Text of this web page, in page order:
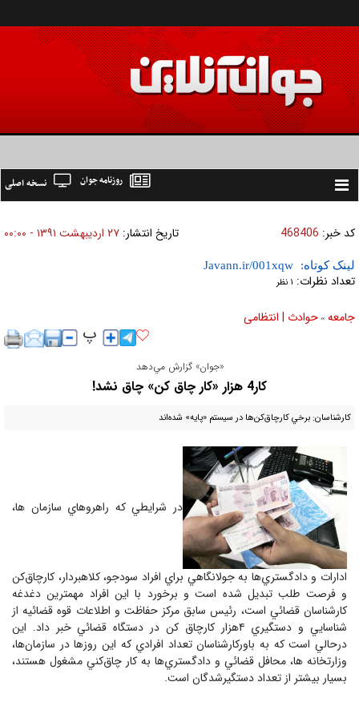
Toggle
نسخه اصلی روزنامه جوان
کد خبر: 468406 تاریخ انتشار: ۲۷ ارديبهشت ۱۳۹۱ - ۰۰:۰۰
لینک کوتاه:
تعداد نظرات: ۱ نظر
جامعه » حوادث | انتظامی
«جوان» گزارش مي‌دهد
كار4 هزار «كار چاق كن» چاق نشد!
كارشناسان: برخي كارچاق‌كن‌ها در سيستم «پايه» شده‌اند
در شرايطي كه راهروهاي سازمان ها،
ادارات و دادگستري‌ها به جولانگاهي براي افراد سودجو، كلاهبردار، كارچاق‌كن
و فرصت‌ طلب تبديل شده است و برخورد با اين افراد مهمترين دغدغه
كارشناسان قضائي است، رئيس سابق مركز حفاظت و اطلاعات قوه قضائيه از
شناسايي و دستگيري ۴هزار كارچاق كن در دستگاه قضائي خبر داد. اين
درحالي است كه به باوركارشناسان تعداد افرادي كه اين روزها در سازمان‌ها،
وزارتخانه ها، محافل قضائي و دادگستري‌ها به كار چاق‌كني مشغول هستند،
بسيار بيشتر از تعداد دستگيرشدگان است.